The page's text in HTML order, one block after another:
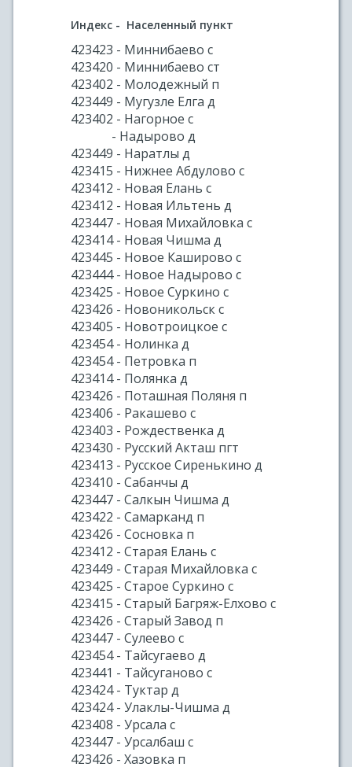
Индекс - Населенный пункт
423423 - Миннибаево с
423420 - Миннибаево ст
423402 - Молодежный п
423449 - Мугузле Елга д
423402 - Нагорное с
- Надырово д
423449 - Наратлы д
423415 - Нижнее Абдулово с
423412 - Новая Елань с
423412 - Новая Ильтень д
423447 - Новая Михайловка с
423414 - Новая Чишма д
423445 - Новое Каширово с
423444 - Новое Надырово с
423425 - Новое Суркино с
423426 - Новоникольск с
423405 - Новотроицкое с
423454 - Нолинка д
423454 - Петровка п
423414 - Полянка д
423426 - Поташная Поляня п
423406 - Ракашево с
423403 - Рождественка д
423430 - Русский Акташ пгт
423413 - Русское Сиренькино д
423410 - Сабанчы д
423447 - Салкын Чишма д
423422 - Самарканд п
423426 - Сосновка п
423412 - Старая Елань с
423449 - Старая Михайловка с
423425 - Старое Суркино с
423415 - Старый Багряж-Елхово с
423426 - Старый Завод п
423447 - Сулеево с
423454 - Тайсугаево д
423441 - Тайсуганово с
423424 - Туктар д
423424 - Улаклы-Чишма д
423408 - Урсала с
423447 - Урсалбаш с
423426 - Хазовка п